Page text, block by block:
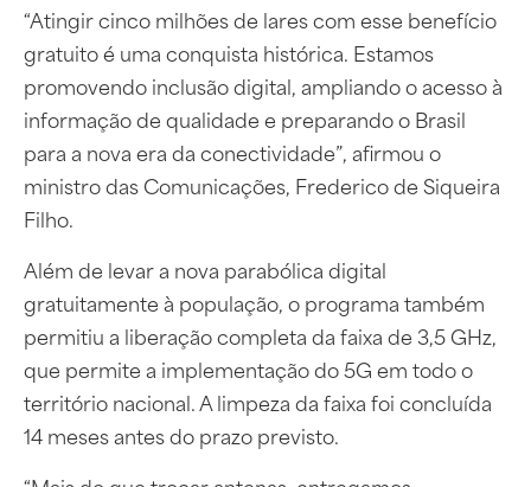
“Atingir cinco milhões de lares com esse benefício
gratuito é uma conquista histórica. Estamos
promovendo inclusão digital, ampliando o acesso à
informação de qualidade e preparando o Brasil
para a nova era da conectividade”, afirmou o
ministro das Comunicações, Frederico de Siqueira
Filho.
Além de levar a nova parabólica digital
gratuitamente à população, o programa também
permitiu a liberação completa da faixa de 3,5 GHz,
que permite a implementação do 5G em todo o
território nacional. A limpeza da faixa foi concluída
14 meses antes do prazo previsto.